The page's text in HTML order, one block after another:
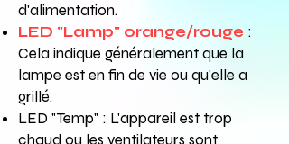
d'alimentation.
LED "Lamp" orange/rouge :
Cela indique généralement que la
lampe est en fin de vie ou qu'elle a
grillé.
LED "Temp" : L'appareil est trop
chaud ou les ventilateurs sont